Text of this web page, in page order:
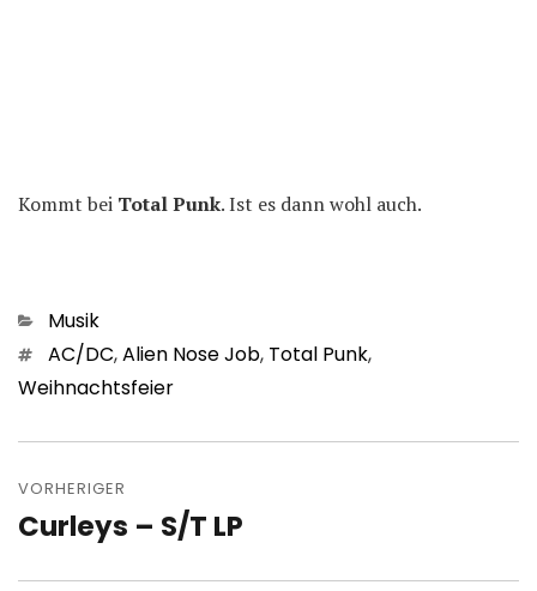
Kommt bei Total Punk. Ist es dann wohl auch.
Kategorien
Musik
Schlagwörter
AC/DC,Alien Nose Job, Total Punk,
Weihnachtsfeier
VORHERIGER
Vorheriger
Curleys – S/T LP